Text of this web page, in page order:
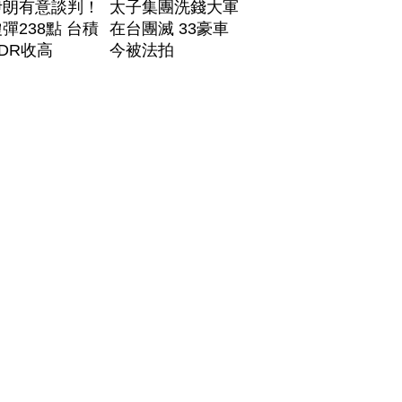
有意談判！
238點 台積
收高
太子集團洗錢大軍
在台團滅 33豪車
今被法拍